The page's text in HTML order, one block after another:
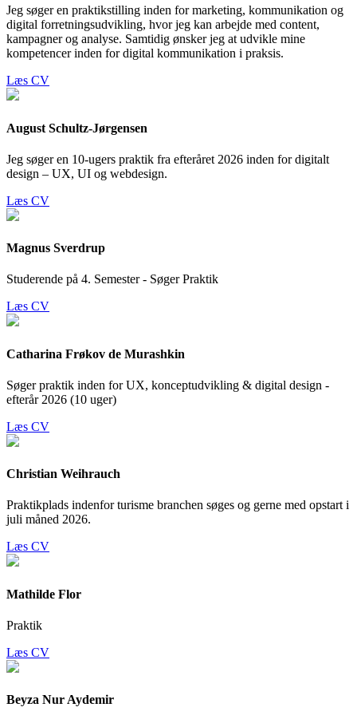
Jeg søger en praktikstilling inden for marketing, kommunikation og
digital forretningsudvikling, hvor jeg kan arbejde med content,
kampagner og analyse. Samtidig ønsker jeg at udvikle mine
kompetencer inden for digital kommunikation i praksis.
Læs CV
August Schultz-Jørgensen
Jeg søger en 10-ugers praktik fra efteråret 2026 inden for digitalt
design – UX, UI og webdesign.
Læs CV
Magnus Sverdrup
Studerende på 4. Semester - Søger Praktik
Læs CV
Catharina Frøkov de Murashkin
Søger praktik inden for UX, konceptudvikling & digital design -
efterår 2026 (10 uger)
Læs CV
Christian Weihrauch
Praktikplads indenfor turisme branchen søges og gerne med opstart i
juli måned 2026.
Læs CV
Mathilde Flor
Praktik
Læs CV
Beyza Nur Aydemir